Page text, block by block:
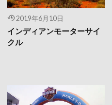
2019年6月10日
インディアンモーターサイ
クル